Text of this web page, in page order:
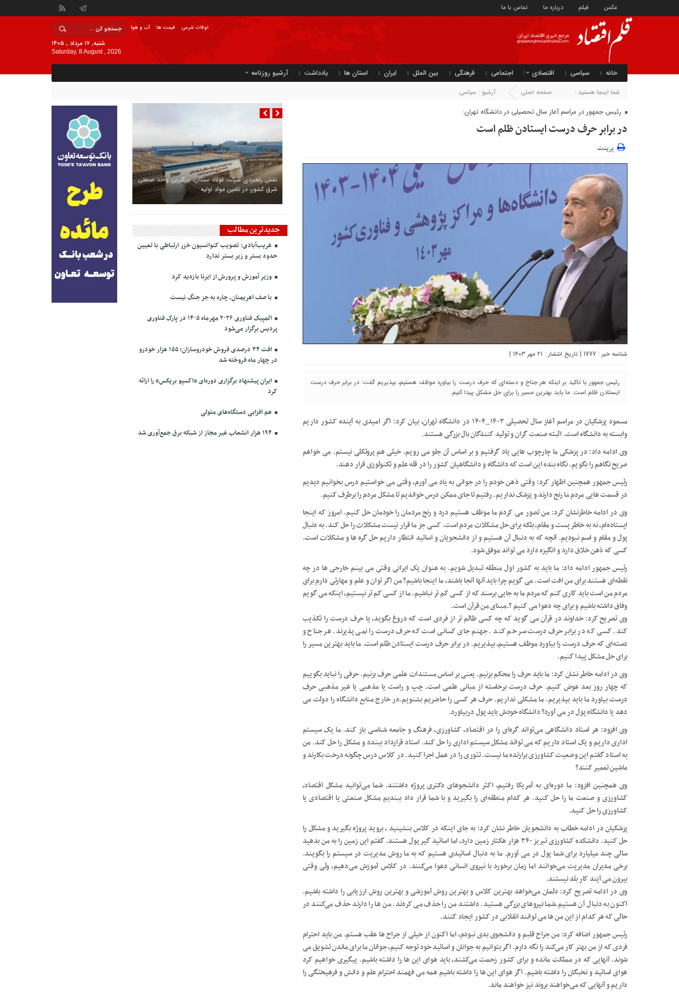
عکس فیلم درباره ما تماس با ما
آب و هوا قیمت ها اوقات شرعی
شنبه, ۱۷ مرداد , ۱۴۰۵
Saturday, 8 August , 2026
خانه سیاسی اقتصادی اجتماعی فرهنگی بین الملل ایران استان ها یادداشت آرشیو روزنامه
شما اینجا هستید : صفحه اصلی آرشیو : سیاسی
رئیس جمهور در مراسم آغاز سال تحصیلی در دانشگاه تهران:
در برابر حرف درست ایستادن ظلم است
پرینت
شناسه خبر : 1777 | تاریخ انتشار : ۲۱ مهر ۱۴۰۳ |
رئیس جمهور با تاکید بر اینکه هر جناح و دسته‌ای که حرف درست را بیاورد موظف هستیم، بپذیریم گفت: در برابر حرف درست
ایستادن ظلم است. ما باید بهترین مسیر را برای حل مشکل پیدا کنیم.
مسعود پزشکیان در مراسم آغاز سال تحصیلی ۱۴۰۳_۱۴۰۴ در دانشگاه تهران، بیان کرد: اگر امیدی به آینده کشور داریم
وابسته به دانشگاه است. البته صنعت گران و تولید کنندگان بال بزرگی هستند.
وی ادامه داد: در پزشکی ما چارچوب هایی یاد گرفتیم و بر اساس آن جلو می رویم. خیلی هم پروتکلی نیستم. می خواهم
صریح نگاهم را بگویم. نگاه بنده این است که دانشگاه و دانشگاهیان کشور را در قله علم و تکنولوزی قرار دهند.
رئیس جمهور همچنین اظهار کرد: وقتی ذهن خودم را در جوانی به یاد می آورم، وقتی می خواستیم درس بخوانیم دیدیم
در قسمت هایی مردم ما رنج دارند و پزشک نداریم. رفتیم تا جای ممکن درس خواندیم تا مشکل مردم را برطرف کنیم.
وی در ادامه خاطرنشان کرد: من تصور می کردم ما موظف هستیم درد و رنج مردمان را خودمان حل کنیم. امروز که اینجا
ایستاده‌ام، نه به خاطر پست و مقام، بلکه برای حل مشکلات مردم است. کسی جز ما قرار نیست مشکلات را حل کند. به دنبال
پول و مقام و اسم نبودیم. آنچه که به دنبال آن هستیم و از دانشجویان و اساتید انتظار داریم حل گره ها و مشکلات است.
کسی که ذهن خلاق دارد و انگیزه دارد می تواند موفق شود.
رئیس جمهور ادامه داد: ما باید به کشور اول منطقه تبدیل شویم. به عنوان یک ایرانی وقتی می بینم خارجی ها در چه
نقطه‌ای هستند برای من افت است. می گویم چرا باید آنها آنجا باشند، ما اینجا باشیم؟ من اگر توان و علم و مهارتی دارم برای
مردم من است باید کاری کنم که مردم ما به جایی برسند که از کسی کم تر نباشیم. ما از کسی کم تر نیستیم، اینکه می گویم
وفاق داشته باشیم و برای چه دعوا می کنیم ؟.مبنای من قرآن است.
وی تصریح کرد: خداوند در قرآن می گوید که چه کسی ظالم تر از فردی است که دروغ بگوید، یا حرف درست را تکذیب
کند. کسی که در برابر حرف درست سر خم کند . جهنم جای کسانی است که حرف درست را نمی پذیرند. هر جناح و
دسته‌ای که حرف درست را بیاورد موظف هستیم، بپذیریم. در برابر حرف درست ایستادن ظلم است. ما باید بهترین مسیر را
برای حل مشکل پیدا کنیم.
وی در ادامه خاطر نشان کرد: ما باید حرف را محکم بزنیم. یعنی بر اساس مستندات علمی حرف بزنیم. حرفی را نباید بگوییم
که چهار روز بعد عوض کنیم. حرف درست برخاسته از مبانی علمی است. چپ و راست یا مذهبی یا غیر مذهبی حرف
درست بیاورد ما باید بپذیریم. ما مشکلی نداریم. حرف هر کسی را حاضریم بشنویم.در خارج منابع دانشگاه را دولت می
دهد یا دانشگاه پول در می آورد؟ دانشگاه خودش باید پول دربیاورد.
وی افزود: هر استاد دانشگاهی می‌تواند گره‌ای را در اقتصاد، کشاورزی، فرهنگ و جامعه شناسی باز کند. ما یک سیستم
اداری داریم و یک استاد داریم که می تواند مشکل سیستم اداری را حل کند. استاد قرارداد ببندد و مشکل را حل کند. من
به استاد گفتم این وضعیت کشاورزی برازنده ما نیست. تئوری را در عمل اجرا کنید. در کلاس درس چگونه درخت بکارند و
ماشین تعمیر کنند؟
وی همچنین افزود: ما دوره‌ای به آمریکا رفتیم، اکثر دانشجوهای دکتری پروژه داشتند. شما می‌توانید مشکل اقتصاد،
کشاورزی و صنعت ما را حل کنید. هر کدام منطقه‌ای را بگیرید و با شما قرار داد ببندیم مشکل صنعتی یا اقتصادی یا
کشاورزی را حل کنید.
پزشکیان در ادامه خطاب به دانشجویان خاطر نشان کرد: به جای اینکه در کلاس بنشینید ، بروید پروژه بگیرید و مشکل را
حل کنید. دانشکده کشاورزی تبریز ۳۴۰ هزار هکتار زمین دارد، اما اساتید گیر پول هستند. گفتم این زمین را به من بدهید
سالی چند میلیارد برای شما پول در می آورم. ما به دنبال اساتیدی هستیم که به ما روش مدیریت در سیستم را بگویند.
برخی مدیران مدیریت می‌خوانند اما زمان برخورد با نیروی انسانی دعوا می‌کنند. در کلاس آموزش می‌دهیم، ولی وقتی
بیرون می آیند کار بلد نیستند.
وی در ادامه تصریح کرد: دلمان می‌خواهد بهترین کلاس و بهترین روش آموزشی و بهترین روش ارزیابی را داشته باشیم.
اکنون به دنبال آن هستیم.شما نیروهای بزرگی هستید. داشتند من را حذف می کردند. من ها را دارند حذف می‌کنند در
حالی که هر کدام از این من ها می توانند انقلابی در کشور ایجاد کنند.
رئیس جمهور اضافه کرد: من جراح قلبم و دانشجوی بدی نبودم، اما اکنون از خیلی از جراح ها عقب هستم. من باید احترام
فردی که از من بهتر کار می‌کند را نگه دارم. اگر بتوانیم به جوانان و اساتید خود توجه کنیم، جوانان ما برای ماندن تشویق می
شوند. آنهایی که در مملکت مانده و برای کشور زحمت می‌کشند، باید هوای این ها را داشته باشیم. پیگیری خواهیم کرد
هوای اساتید و نخبگان را داشته باشیم. اگر هوای این ها را داشته باشیم همه می فهمند احترام علم و دانش و فرهیختگی را
داریم و آنهایی که می‌خواهند بروند نیز خواهند ماند.
نقش راهبردی شرکت فولاد سنگان، بزرگترین واحد صنعتی
شرق کشور، در تامین مواد اولیه
جدیدترین مطالب
غریب‌آبادی: تصویب کنوانسیون خزر ارتباطی با تعیین
حدود بستر و زیر بستر ندارد
وزیر آموزش و پرورش از ایرنا بازدید کرد
با صف اهریمنان، چاره به جز جنگ نیست
المپیک فناوری ۲۰۲۶ مهرماه ۱۴۰۵ در پارک فناوری
پردیس برگزار می‌شود
افت ۳۴ درصدی فروش خودروسازان؛ ۱۵۵ هزار خودرو
در چهار ماه فروخته شد
ایران پیشنهاد برگزاری دوره‌ای «اکسپو بریکس» را ارائه
کرد
هم افزایی دستگاه‌های متولی